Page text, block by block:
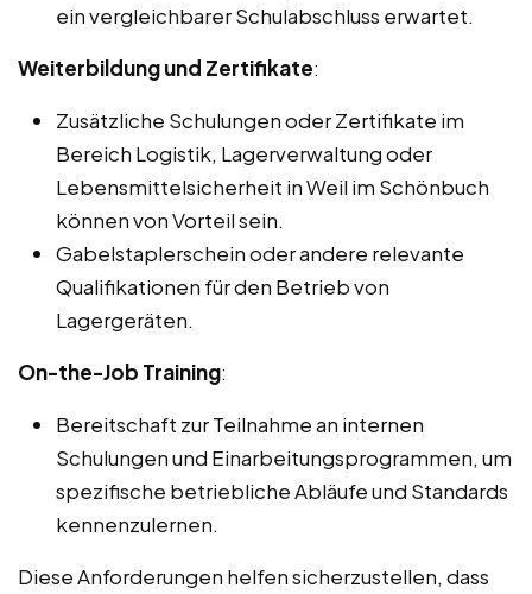
ein vergleichbarer Schulabschluss erwartet.
Weiterbildung und Zertifikate:
Zusätzliche Schulungen oder Zertifikate im
Bereich Logistik, Lagerverwaltung oder
Lebensmittelsicherheit in Weil im Schönbuch
können von Vorteil sein.
Gabelstaplerschein oder andere relevante
Qualifikationen für den Betrieb von
Lagergeräten.
On-the-Job Training:
Bereitschaft zur Teilnahme an internen
Schulungen und Einarbeitungsprogrammen, um
spezifische betriebliche Abläufe und Standards
kennenzulernen.
Diese Anforderungen helfen sicherzustellen, dass